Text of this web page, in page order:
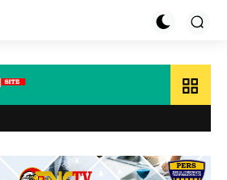
grid_view